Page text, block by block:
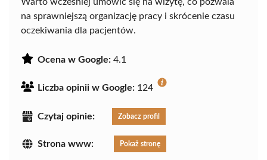
na sprawniejszą organizację pracy i skrócenie czasu
oczekiwania dla pacjentów.
Ocena w Google: 4.1
Liczba opinii w Google: 124
Czytaj opinie: Zobacz profil
Strona www: Pokaż stronę